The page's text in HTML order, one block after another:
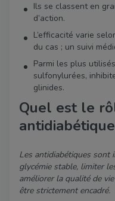
Ils se classent en
d’action.
L’efficacité varie
du cas ; un suivi
Parmi les plus
sulfonylurées,
glinides.
Quel est le
Les antidiabétiques sont
glycémie stable, limiter
améliorer la qualité de
être strictement encadré.